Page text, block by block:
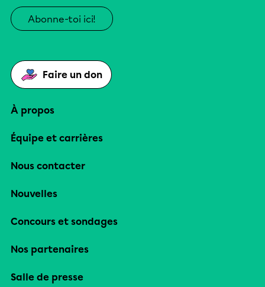
Abonne-toi ici!
Faire un don
À propos
Équipe et carrières
Nous contacter
Nouvelles
Concours et sondages
Nos partenaires
Salle de presse